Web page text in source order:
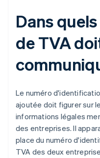
Dans
de TVA
Le numéro
ajoutée doit figurer sur
informations légales
des entreprises. Il
place du numéro
TVA des deux